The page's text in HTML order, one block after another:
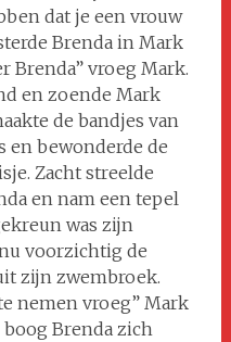
dat je een vrouw
Brenda in Mark
Brenda” vroeg Mark.
en zoende Mark
de bandjes van
en bewonderde de
Zacht streelde
en nam een tepel
was zijn
voorzichtig de
zijn zwembroek.
nemen vroeg” Mark
boog Brenda zich